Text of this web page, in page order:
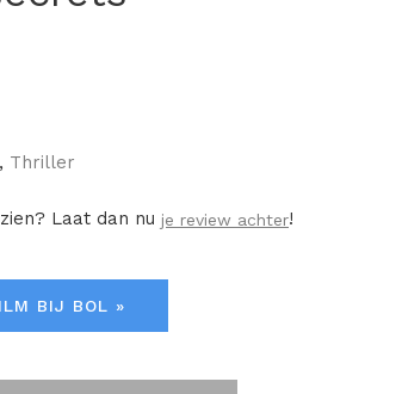
, Thriller
Laat dan nu je review achter!
BIJ BOL »